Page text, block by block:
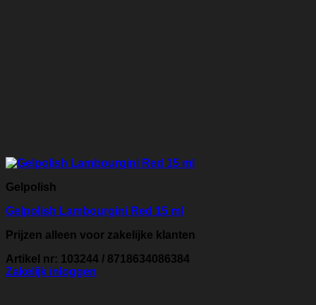
Gelpolish
Gelpolish Lambourgini Red 15 ml
Prijzen alleen voor zakelijke klanten
Artikel nr: 103244 / 8718634086384
Zakelijk inloggen